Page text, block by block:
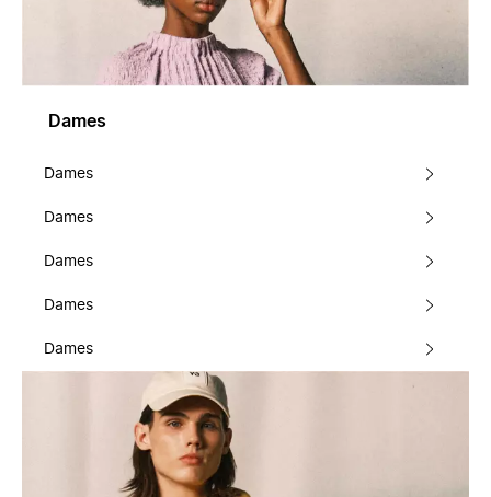
Dames
Dames
Dames
Dames
Dames
Dames